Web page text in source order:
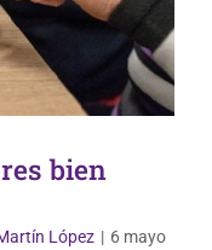
bien
López | 6 mayo